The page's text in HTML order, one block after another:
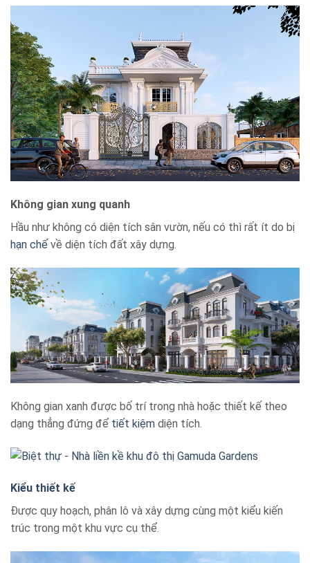
Không gian xung quanh
Hầu như không có diện tích sân vườn, nếu có thì rất ít do bị
hạn chế về diện tích đất xây dựng.
Không gian xanh được bố trí trong nhà hoặc thiết kế theo
dạng thẳng đứng để tiết kiệm diện tích.
Kiểu thiết kế
Được quy hoạch, phân lô và xây dựng cùng một kiểu kiến
trúc trong một khu vực cụ thể.